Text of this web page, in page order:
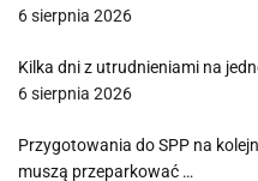
6 sierpnia 2026
Kilka dni z utrudnieniami na
6 sierpnia 2026
Przygotowania do SPP na
muszą przeparkować …